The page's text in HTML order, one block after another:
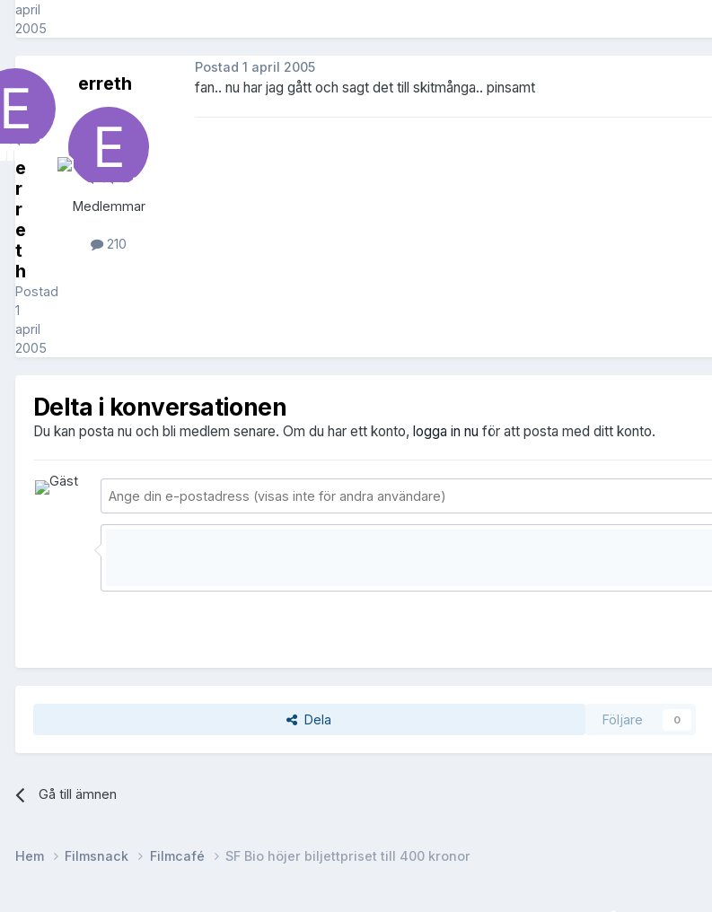
april
2005
e
r
r
e
t
h
Postad
1
april
2005
erreth
Medlemmar
210
Postad 1 april 2005
fan.. nu har jag gått och sagt det till skitmånga.. pinsamt
Delta i konversationen
Du kan posta nu och bli medlem senare. Om du har ett konto, logga in nu för att posta med ditt konto.
Dela Följare 0
Gå till ämnen
Hem Filmsnack Filmcafé SF Bio höjer biljettpriset till 400 kronor